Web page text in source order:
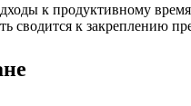
к продуктивному
сводится к закреплению